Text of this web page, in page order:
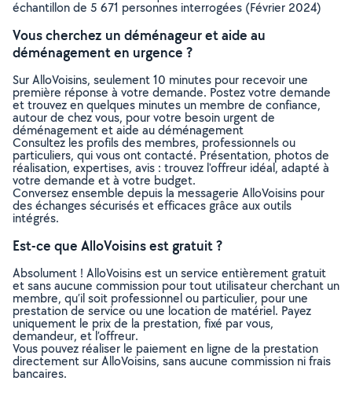
échantillon de 5 671 personnes interrogées (Février 2024)
Vous cherchez un déménageur et aide au
déménagement en urgence ?
Sur AlloVoisins, seulement 10 minutes pour recevoir une
première réponse à votre demande. Postez votre demande
et trouvez en quelques minutes un membre de confiance,
autour de chez vous, pour votre besoin urgent de
déménagement et aide au déménagement
Consultez les profils des membres, professionnels ou
particuliers, qui vous ont contacté. Présentation, photos de
réalisation, expertises, avis : trouvez l'offreur idéal, adapté à
votre demande et à votre budget.
Conversez ensemble depuis la messagerie AlloVoisins pour
des échanges sécurisés et efficaces grâce aux outils
intégrés.
Est-ce que AlloVoisins est gratuit ?
Absolument ! AlloVoisins est un service entièrement gratuit
et sans aucune commission pour tout utilisateur cherchant un
membre, qu’il soit professionnel ou particulier, pour une
prestation de service ou une location de matériel. Payez
uniquement le prix de la prestation, fixé par vous,
demandeur, et l’offreur.
Vous pouvez réaliser le paiement en ligne de la prestation
directement sur AlloVoisins, sans aucune commission ni frais
bancaires.